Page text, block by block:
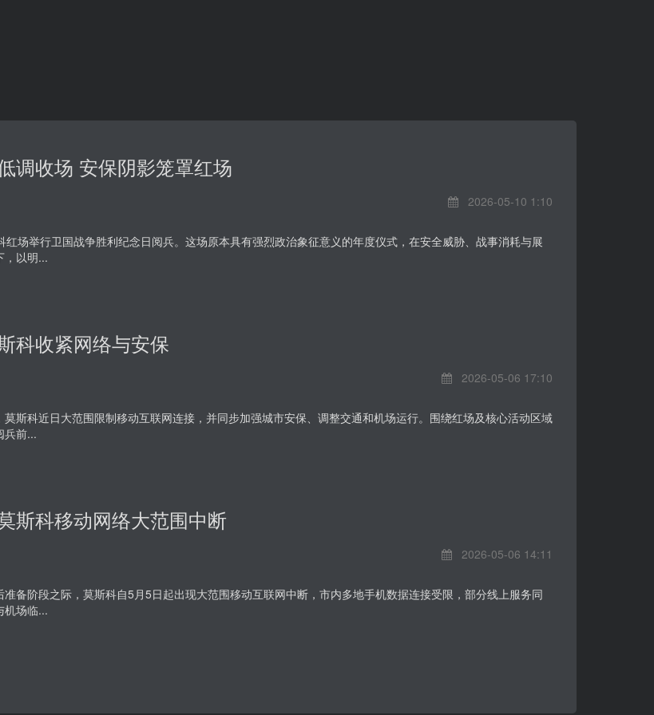
调收场 安保阴影笼罩红场
2026-05-10 1:10
红场举行卫国战争胜利纪念日阅兵。这场原本具有强烈政治象征意义的年度仪式，在安全威胁、战事消耗与展
，以明...
科收紧网络与安保
2026-05-06 17:10
斯科近日大范围限制移动互联网连接，并同步加强城市安保、调整交通和机场运行。围绕红场及核心活动区域
兵前...
斯科移动网络大范围中断
2026-05-06 14:11
备阶段之际，莫斯科自5月5日起出现大范围移动互联网中断，市内多地手机数据连接受限，部分线上服务同
机场临...